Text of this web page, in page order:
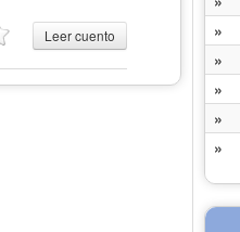
Leer cuento
»
»
»
»
»